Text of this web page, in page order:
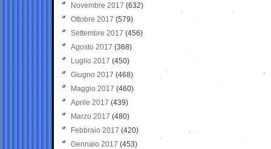
Novembre 2017 (632)
Ottobre 2017 (579)
Settembre 2017 (456)
Agosto 2017 (368)
Luglio 2017 (450)
Giugno 2017 (468)
Maggio 2017 (460)
Aprile 2017 (439)
Marzo 2017 (480)
Febbraio 2017 (420)
Gennaio 2017 (453)